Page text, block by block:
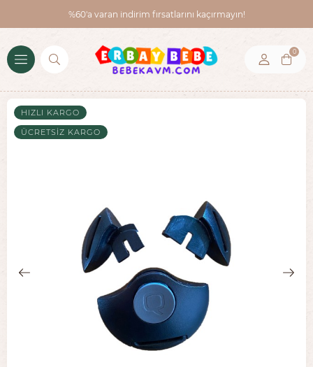
%60'a varan indirim fırsatlarını kaçırmayın!
0
HIZLI KARGO
ÜCRETSIZ KARGO